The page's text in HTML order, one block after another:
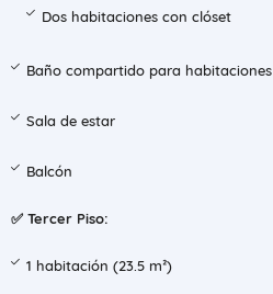
Dos habitaciones con clóset
Baño compartido para habitaciones
Sala de estar
Balcón
✅ Tercer Piso:
1 habitación (23.5 m²)